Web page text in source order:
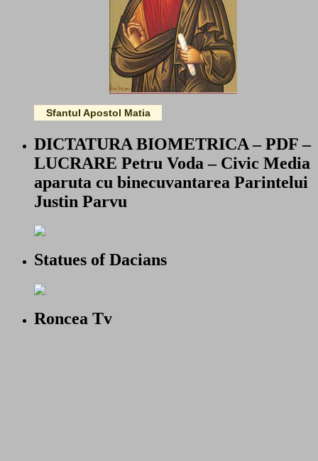
Sfantul Apostol Matia
DICTATURA BIOMETRICA – PDF –
LUCRARE Petru Voda – Civic Media
aparuta cu binecuvantarea Parintelui
Justin Parvu
Statues of Dacians
Roncea Tv